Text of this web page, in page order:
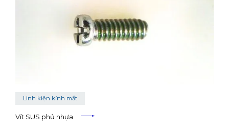
Linh kiện kính mắt
Vít SUS phủ nhựa